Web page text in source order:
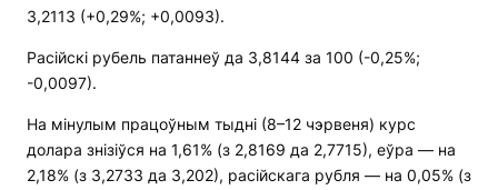
3,2113 (+0,29%; +0,0093).
Расійскі рубель патаннеў да 3,8144 за 100 (-0,25%;
-0,0097).
На мінулым працоўным тыдні (8–12 чэрвеня) курс
долара знізіўся на 1,61% (з 2,8169 да 2,7715), еўра — на
2,18% (з 3,2733 да 3,202), расійскага рубля — на 0,05% (з